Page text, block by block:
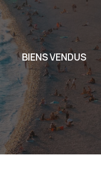
BIENS VENDUS